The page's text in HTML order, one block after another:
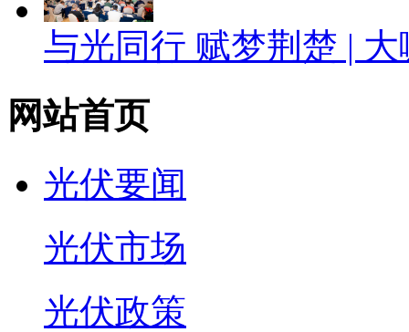
与光同行 赋梦荆楚 |
网站首页
光伏要闻
光伏市场
光伏政策